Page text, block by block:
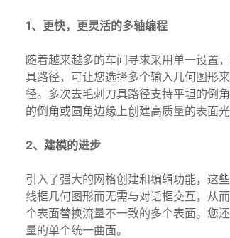
1、更快，更灵活的多轴编程
随着越来越多的车间寻求采用单一设置
具路径，可让您选择多个输入几何图形
径。多次去毛刺刀具路径支持平坦的倒
的倒角或圆角边缘上创建高质量的表面光
2、建模的进步
引入了强大的网格创建和编辑功能，这
线框几何图形而无需与对话框交互，从
个表面替换流量不一致的多个表面。您
量的单个统一曲面。